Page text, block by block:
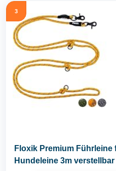
3
Floxik Premium Führleine
Hundeleine 3m